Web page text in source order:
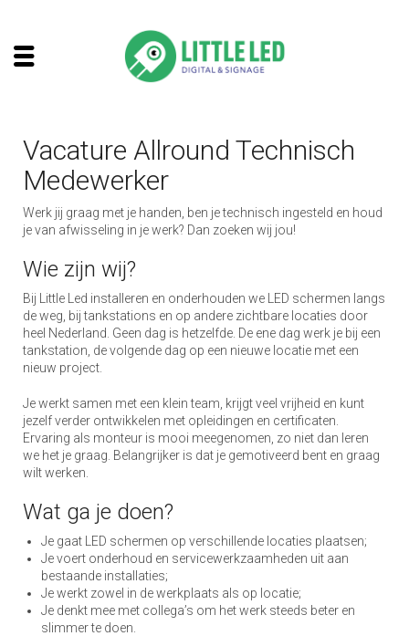
Vacature Allround Technisch
Medewerker
Werk jij graag met je handen, ben je technisch ingesteld en houd
je van afwisseling in je werk? Dan zoeken wij jou!
Wie zijn wij?
Bij Little Led installeren en onderhouden we LED schermen langs
de weg, bij tankstations en op andere zichtbare locaties door
heel Nederland. Geen dag is hetzelfde. De ene dag werk je bij een
tankstation, de volgende dag op een nieuwe locatie met een
nieuw project.
Je werkt samen met een klein team, krijgt veel vrijheid en kunt
jezelf verder ontwikkelen met opleidingen en certificaten.
Ervaring als monteur is mooi meegenomen, zo niet dan leren
we het je graag. Belangrijker is dat je gemotiveerd bent en graag
wilt werken.
Wat ga je doen?
Je gaat LED schermen op verschillende locaties plaatsen;
Je voert onderhoud en servicewerkzaamheden uit aan
bestaande installaties;
Je werkt zowel in de werkplaats als op locatie;
Je denkt mee met collega’s om het werk steeds beter en
slimmer te doen.